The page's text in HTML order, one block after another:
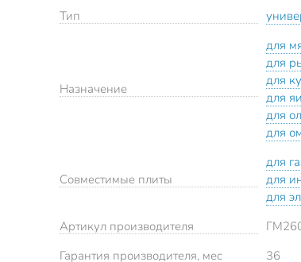
Тип
Назначение
для
для
для
для
для
для
Совместимые плиты
для
для
для
Артикул производителя
Гарантия производителя, мес
36